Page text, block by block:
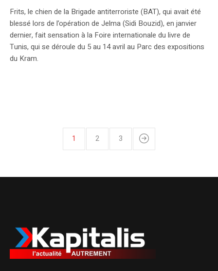
Frits, le chien de la Brigade antiterroriste (BAT), qui avait été
blessé lors de l’opération de Jelma (Sidi Bouzid), en janvier
dernier, fait sensation à la Foire internationale du livre de
Tunis, qui se déroule du 5 au 14 avril au Parc des expositions
du Kram.
1 2 3